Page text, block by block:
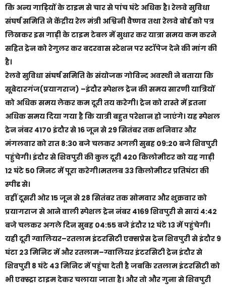
कि अन्य गाड़ियों के टाइम से चार से पांच घंटे अधिक है। रेलवे सुविधा
संघर्ष समिति ने केंद्रीय रेल मंत्री अश्विनी वैष्णव तथा रेलवे बोर्ड को पत्र
लिखकर इस गाड़ी के टाइम टेबल में सुधार कर यात्रा समय कम करने
सहित ट्रेन को रेगुलर कर बदरवास स्टेशन पर स्टॉपेज देने की मांग की
है।
रेलवे सुविधा संघर्ष समिति के संयोजक गोविन्द अवस्थी ने बताया कि
सूबेदारगंज(प्रयागराज) –इंदौर स्पेशल ट्रेन की समय सारणी यात्रियों
को अधिक समय लेकर कम दूरी तय करेगी। ट्रेन को रास्ते में इतना
अधिक समय दिया गया है कि यात्री बहुत परेशान हो जाएंगे। यह स्पेशल
ट्रेन नंबर 4170 इंदौर से 16 जून से 29 सितंबर तक शनिवार और
मंगलवार को रात 8:30 बजे चलकर अगली सुबह 09:20 बजे शिवपुरी
पहुंचेगी। इंदौर से शिवपुरी की कुल दूरी 420 किलोमीटर को यह गाड़ी
12 घंटे 50 मिनट में पूरा करेगी।मतलब 33 किलोमीटर प्रतिघंटा की
स्पीड से।
वहीं दूसरी ओर 15 जून से 28 सितंबर तक सोमवार और शुक्रवार को
प्रयागराज से आने वाली स्पेशल ट्रेन नंबर 4169 शिवपुरी से सायं 4:42
बजे चलकर अगले दिन सुबह 04:55 बजे इंदौर 12 घंटे 13 में पहुंचेगी।
यही दूरी ग्वालियर–रतलाम इंटरसिटी एक्सप्रेस ट्रेन शिवपुरी से इंदौर 9
घंटा 23 मिनिट में और रतलाम–ग्वालियर इंटरसिटी ट्रेन इंदौर से
शिवपुरी 8 घंटे 43 मिनिट में पहुंचा देती है जबकि रतलाम इंटरसिटी को
भी एक्स्ट्रा टाइम देकर चलाया जाता है। और तो और गुना से शिवपुरी